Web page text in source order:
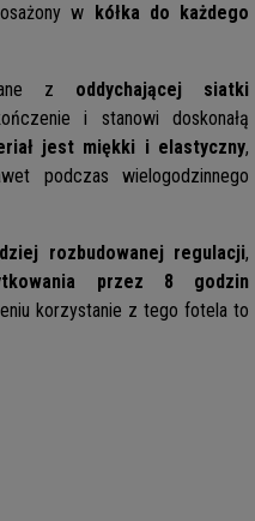
w kółka do każdego
z oddychającej siatki
i stanowi doskonałą
jest miękki i elastyczny,
podczas wielogodzinnego
rozbudowanej regulacji,
przez 8 godzin
korzystanie z tego fotela to